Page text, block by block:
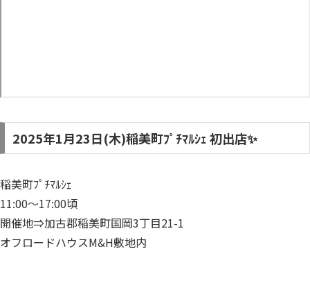
2025年1月23日(木)稲美町ﾌﾟﾁﾏﾙｼｪ 初出店✨
稲美町ﾌﾟﾁﾏﾙｼｪ
11:00～17:00頃
開催地⇒加古郡稲美町国岡3丁目21-1
オフロードハウスM&H敷地内